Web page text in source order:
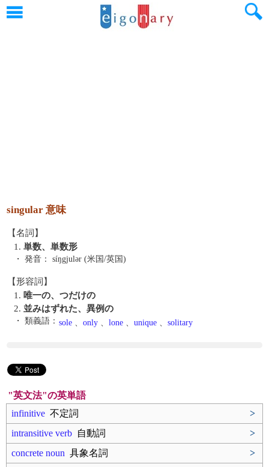
singular 意味
【名詞】
1. 単数、単数形
・ 発音： síŋgjulər (米国/英国)
【形容詞】
1. 唯一の、つだけの
2. 並みはずれた、異例の
・ 類義語： sole 、 only 、 lone 、 unique 、 solitary
"英文法"の英単語
infinitive 不定詞
>
intransitive verb 自動詞
>
concrete noun 具象名詞
>